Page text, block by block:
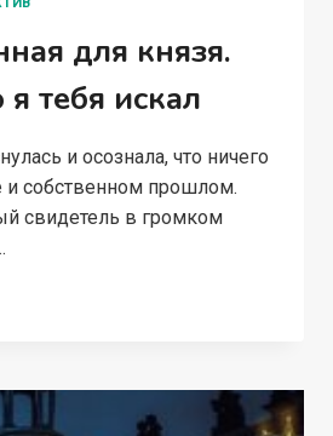
для князя.
тебя искал
и осознала, что ничего
собственном прошлом.
свидетель в громком